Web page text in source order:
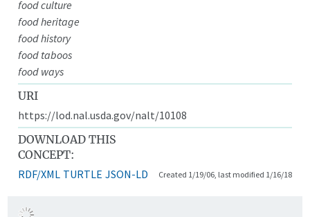
food culture
food heritage
food history
food taboos
food ways
URI
https://lod.nal.usda.gov/nalt/10108
DOWNLOAD THIS
CONCEPT:
RDF/XML TURTLE JSON-LD Created 1/19/06, last modified 1/16/18